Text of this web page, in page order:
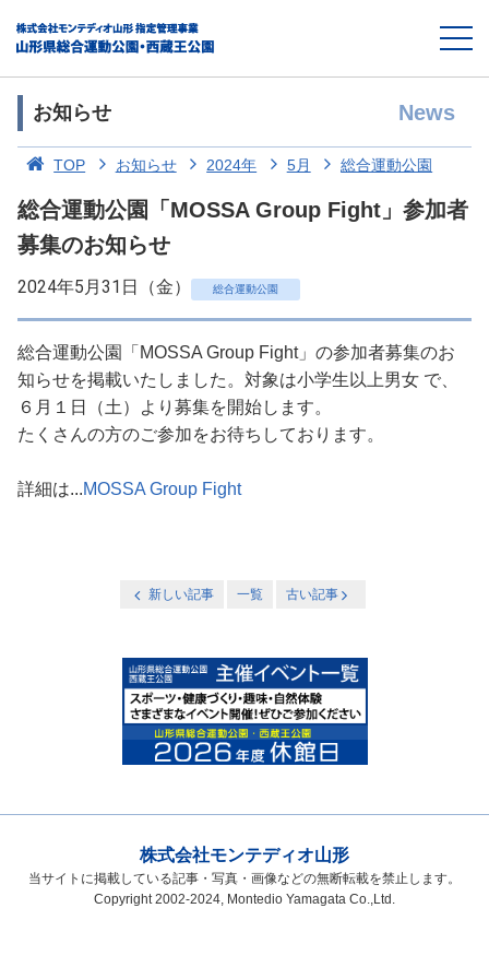
お知らせ News
TOP お知らせ 2024年 5月 総合運動公園
総合運動公園「MOSSA Group Fight」参加者
募集のお知らせ
2024年5月31日（金） 総合運動公園
総合運動公園「MOSSA Group Fight」の参加者募集のお
知らせを掲載いたしました。対象は小学生以上男女 で、
６月１日（土）より募集を開始します。
たくさんの方のご参加をお待ちしております。
詳細は...MOSSA Group Fight
新しい記事 一覧 古い記事
株式会社モンテディオ山形
当サイトに掲載している記事・写真・画像などの無断転載を禁止します。
Copyright 2002-2024, Montedio Yamagata Co.,Ltd.